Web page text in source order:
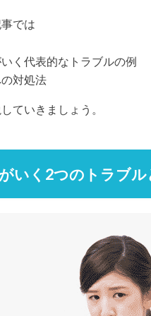
では
く代表的なトラブルの例
対処法
ていきましょう。
いく2つのトラブル